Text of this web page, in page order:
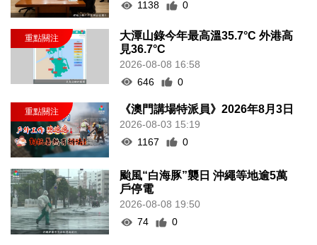
1138
0
大潭山錄今年最高溫35.7°C 外港高
見36.7°C
2026-08-08 16:58
646
0
《澳門講場特派員》2026年8月3日
2026-08-03 15:19
1167
0
颱風“白海豚”襲日 沖繩等地逾5萬
戶停電
2026-08-08 19:50
74
0